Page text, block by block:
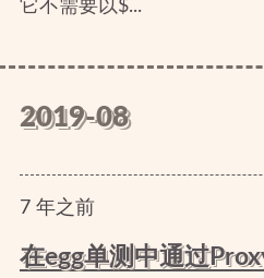
它不需要以$...
2019-08
7年之前
在egg单测中通过